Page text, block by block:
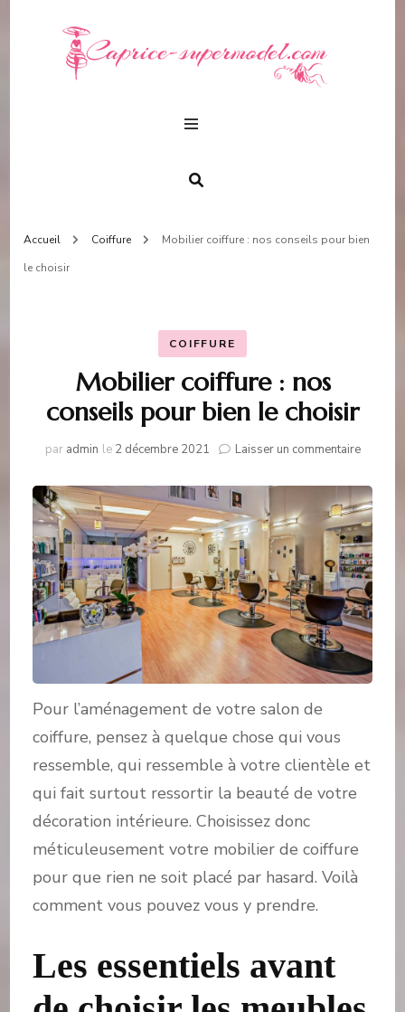
Accueil Coiffure
Mobilier coiffure : nos conseils pour bien
le choisir
COIFFURE
Mobilier coiffure : nos
conseils pour bien le choisir
par admin le 2 décembre 2021 Laisser un commentairesur
coiffure
:
nos
pour
bien
le
choisir
Pour l’aménagement de votre salon de
coiffure, pensez à quelque chose qui vous
ressemble, qui ressemble à votre clientèle et
qui fait surtout ressortir la beauté de votre
décoration intérieure. Choisissez donc
méticuleusement votre mobilier de coiffure
pour que rien ne soit placé par hasard. Voilà
comment vous pouvez vous y prendre.
Les essentiels avant